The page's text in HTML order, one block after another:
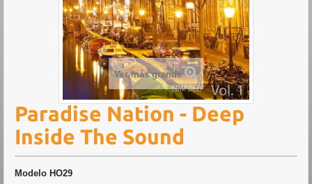
Ver más grande
Paradise Nation - Deep
Inside The Sound
Modelo HO29